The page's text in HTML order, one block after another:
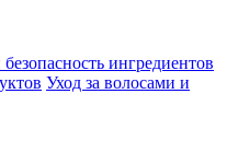
ингредиентов
Уход за волосами и